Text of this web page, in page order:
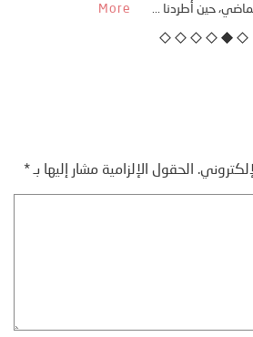
حين أطردنا ...
More
الحقول الإلزامية مشار إليها بـ*